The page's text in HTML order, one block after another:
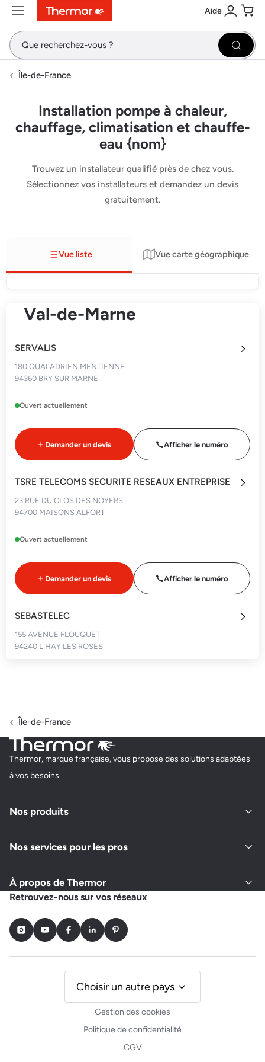
ContenuMenuRecherche Aide
Se
Île-de-France
Installation pompe à chaleur,
chauffage, climatisation et chauffe-
eau {nom}
Trouvez un installateur qualifié près de chez vous.
Sélectionnez vos installateurs et demandez un devis
gratuitement.
Vue liste Vue carte géographique
Val-de-Marne
SERVALIS
180 QUAI ADRIEN MENTIENNE
94360 BRY SUR MARNE
Ouvert actuellement
Demander un devis Afficher le numéro
TSRE TELECOMS SECURITE RESEAUX ENTREPRISE
23 RUE DU CLOS DES NOYERS
94700 MAISONS ALFORT
Ouvert actuellement
Demander un devis Afficher le numéro
SEBASTELEC
155 AVENUE FLOUQUET
94240 L'HAY LES ROSES
EGS
94100 SAINT MAUR DES FOSSES
Fermé actuellement
Demander un devis
PLOMBERIE TEMIN
26 RUE LAITIERES
Ouvert actuellement
Île-de-France
Thermor, marque française, vous propose des solutions adaptées
à vos besoins.
Nos produits
Nos services pour les pros
À propos de Thermor
Retrouvez-nous sur vos réseaux
InstagramYoutubeFacebookLinkedInPinterest
Gestion des cookies
Politique de confidentialité
CGV
Choisir un autre pays